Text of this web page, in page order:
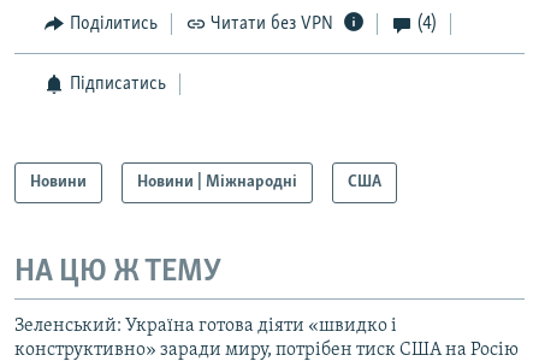
Поділитись Читати без VPN (4)
Підписатись
Новини Новини | Міжнародні США
НА ЦЮ Ж ТЕМУ
Зеленський: Україна готова діяти «швидко і
конструктивно» заради миру, потрібен тиск США на Росію